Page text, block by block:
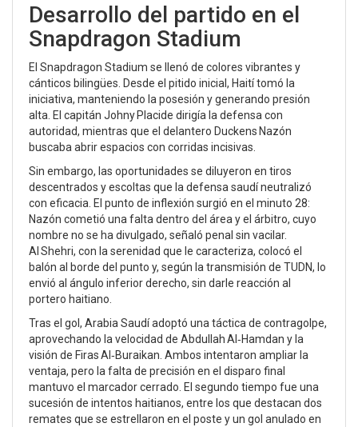
Desarrollo del partido en el
Snapdragon Stadium
El Snapdragon Stadium se llenó de colores vibrantes y
cánticos bilingües. Desde el pitido inicial, Haití tomó la
iniciativa, manteniendo la posesión y generando presión
alta. El capitán Johny Placide dirigía la defensa con
autoridad, mientras que el delantero Duckens Nazón
buscaba abrir espacios con corridas incisivas.
Sin embargo, las oportunidades se diluyeron en tiros
descentrados y escoltas que la defensa saudí neutralizó
con eficacia. El punto de inflexión surgió en el minuto 28:
Nazón cometió una falta dentro del área y el árbitro, cuyo
nombre no se ha divulgado, señaló penal sin vacilar.
Al Shehri, con la serenidad que le caracteriza, colocó el
balón al borde del punto y, según la transmisión de TUDN, lo
envió al ángulo inferior derecho, sin darle reacción al
portero haitiano.
Tras el gol, Arabia Saudí adoptó una táctica de contragolpe,
aprovechando la velocidad de Abdullah Al‑Hamdan y la
visión de Firas Al‑Buraikan . Ambos intentaron ampliar la
ventaja, pero la falta de precisión en el disparo final
mantuvo el marcador cerrado. El segundo tiempo fue una
sucesión de intentos haitianos, entre los que destacan dos
remates que se estrellaron en el poste y un gol anulado en